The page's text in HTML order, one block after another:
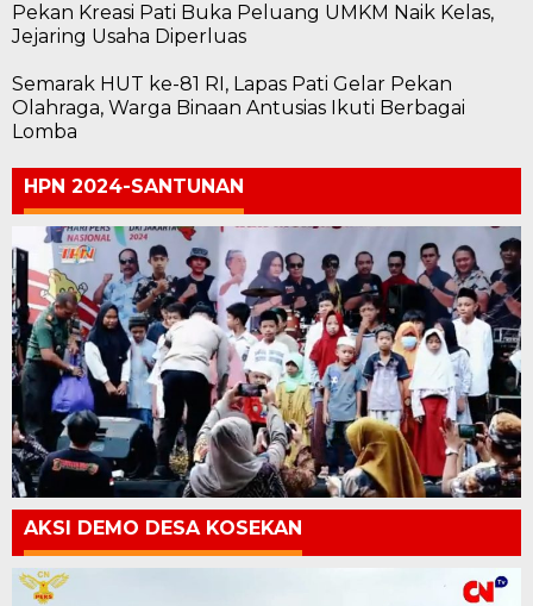
Pekan Kreasi Pati Buka Peluang UMKM Naik Kelas,
Jejaring Usaha Diperluas
Semarak HUT ke-81 RI, Lapas Pati Gelar Pekan
Olahraga, Warga Binaan Antusias Ikuti Berbagai
Lomba
HPN 2024-SANTUNAN
AKSI DEMO DESA KOSEKAN